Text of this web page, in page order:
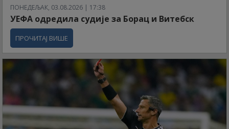
ПОНЕДЕЉАК, 03.08.2026 | 17:38
УЕФА одредила судије за Борац и Витебск
ПРОЧИТАЈ ВИШЕ